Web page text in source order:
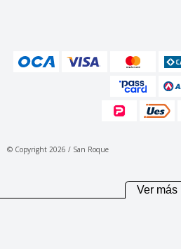
© Copyright 2026 / San Roque
Ver más